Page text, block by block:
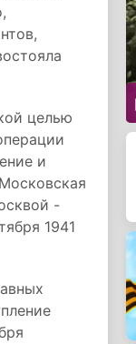
целью
и
-
1941